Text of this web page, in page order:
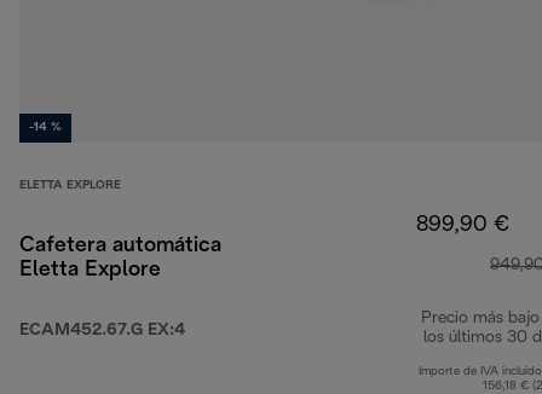
-14 %
ELETTA EXPLORE
Cafetera automática
Eletta Explore
ECAM452.67.G EX:4
899,90 €
Precio más bajo
los últimos 30
Importe de IVA
156,18 €